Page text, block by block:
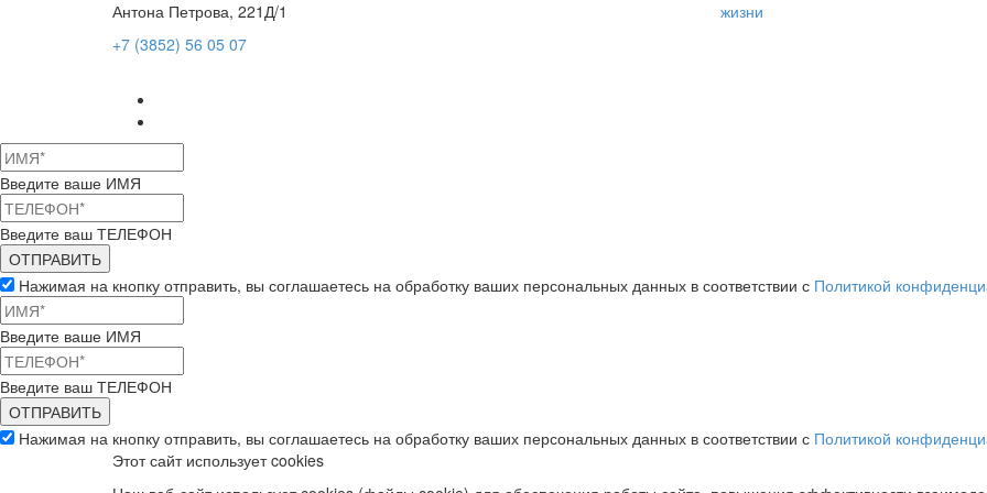
Антона Петрова, 221Д/1
+7 (3852) 56 05 07
жизни
Введите ваше ИМЯ
Введите ваш ТЕЛЕФОН
Нажимая на кнопку отправить, вы соглашаетесь на обработку ваших персональных данных в соответствии с Политикой
Введите ваше ИМЯ
Введите ваш ТЕЛЕФОН
Нажимая на кнопку отправить, вы соглашаетесь на обработку ваших персональных данных в соответствии с Политикой
Этот сайт использует cookies